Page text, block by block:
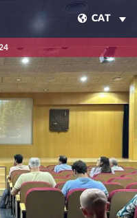
CAT